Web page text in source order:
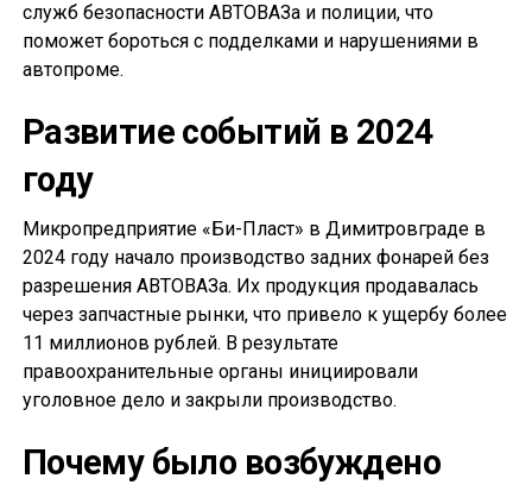
служб безопасности АВТОВАЗа и полиции, что
поможет бороться с подделками и нарушениями в
автопроме.
Развитие событий в 2024
году
Микропредприятие «Би-Пласт» в Димитровграде в
2024 году начало производство задних фонарей без
разрешения АВТОВАЗа. Их продукция продавалась
через запчастные рынки, что привело к ущербу более
11 миллионов рублей. В результате
правоохранительные органы инициировали
уголовное дело и закрыли производство.
Почему было возбуждено